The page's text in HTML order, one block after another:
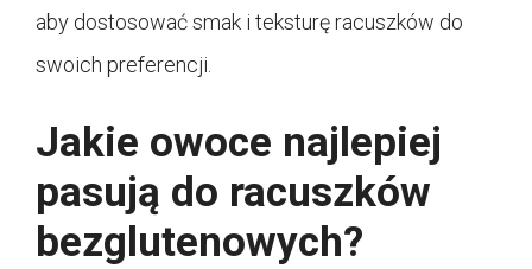
aby dostosować smak i teksturę racuszków do
swoich preferencji.
Jakie owoce najlepiej
pasują do racuszków
bezglutenowych?